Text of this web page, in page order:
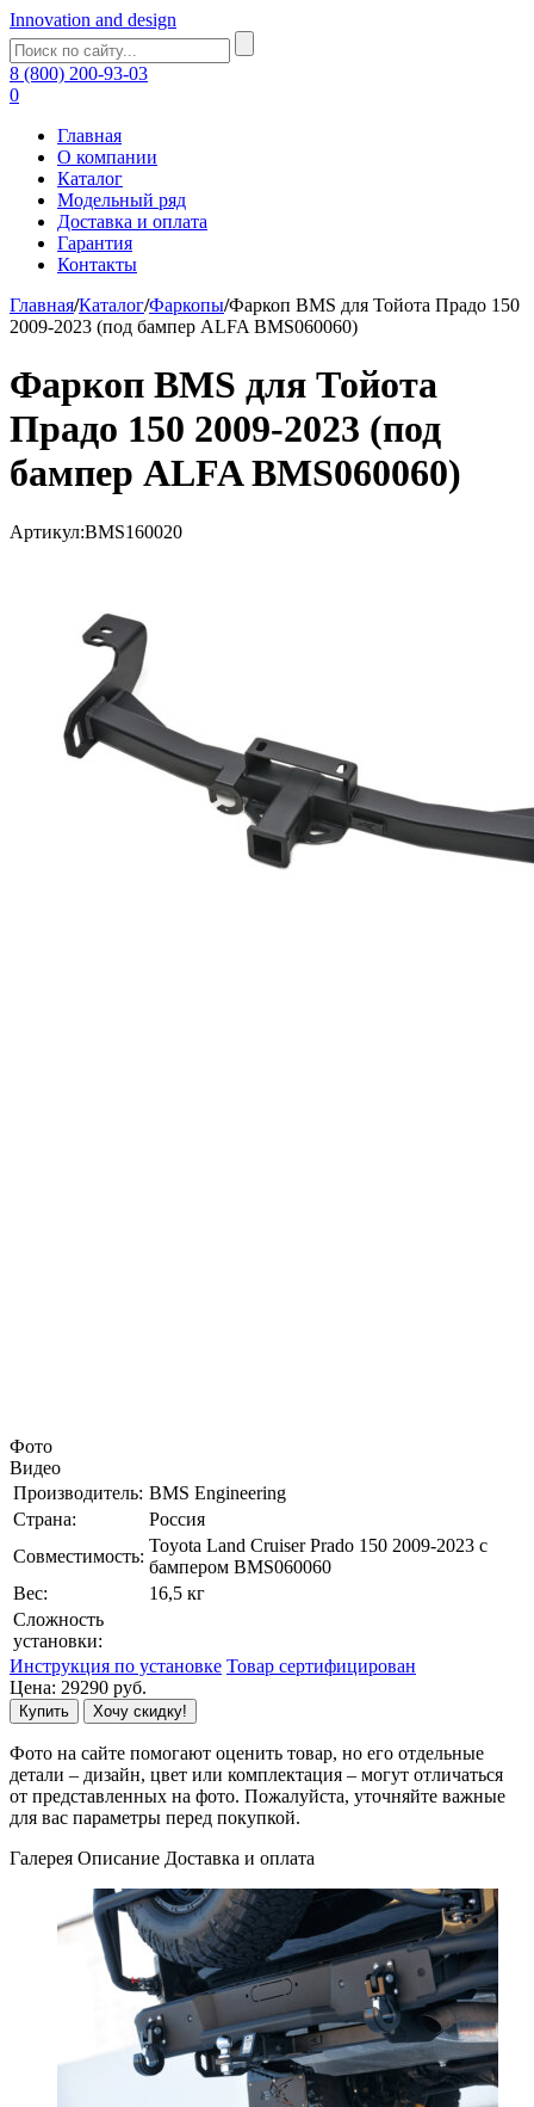
Innovation and design
8 (800) 200-93-03
0
Главная
О компании
Каталог
Модельный ряд
Доставка и оплата
Гарантия
Контакты
Главная/Каталог/Фаркопы/Фаркоп BMS для Тойота Прадо 150
2009-2023 (под бампер ALFA BMS060060)
Фаркоп BMS для Тойота
Прадо 150 2009-2023 (под
бампер ALFA BMS060060)
Артикул:BMS160020
Фото
Видео
Производитель: BMS Engineering
Страна:
Россия
Совместимость:
Toyota Land Cruiser Prado 150 2009-2023 с
бампером BMS060060
Вес:
16,5 кг
Сложность
установки:
Инструкция по установке Товар сертифицирован
Цена: 29290 руб.
Купить Хочу скидку!
Фото на сайте помогают оценить товар, но его отдельные
детали – дизайн, цвет или комплектация – могут отличаться
от представленных на фото. Пожалуйста, уточняйте важные
для вас параметры перед покупкой.
Галерея Описание Доставка и оплата